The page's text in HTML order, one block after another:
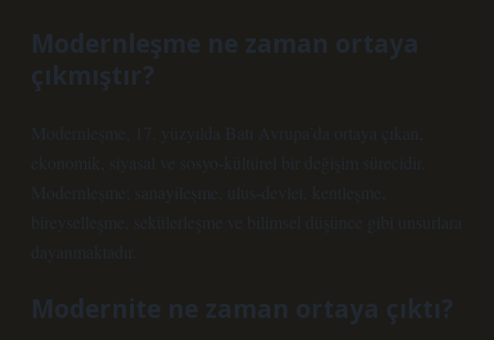
Modernleşme ne zaman ortaya
çıkmıştır?
Modernleşme, 17. yüzyılda Batı Avrupa’da ortaya çıkan,
ekonomik, siyasal ve sosyo-kültürel bir değişim sürecidir.
Modernleşme; sanayileşme, ulus-devlet, kentleşme,
bireyselleşme, sekülerleşme ve bilimsel düşünce gibi unsurlara
dayanmaktadır.
Modernite ne zaman ortaya çıktı?